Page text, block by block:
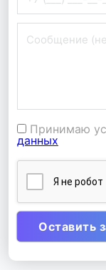
Принимаю
данных
Я нe poбoт